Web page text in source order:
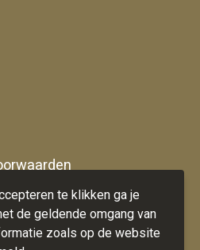
te klikken ga je
de geldende omgang van
zoals op de website